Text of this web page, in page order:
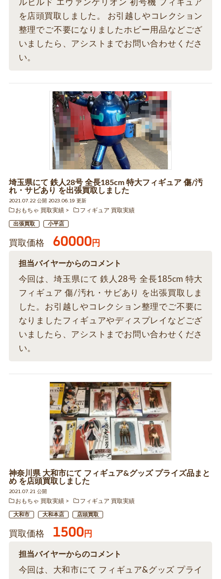
ルビルド エヴァンゲリオン 初号機 フィギュア
を店頭買取しました。 お引越しやコレクション
整理でご不要になりましたホビー用品などござ
いましたら、アシストまでお問い合わせくださ
い。
埼玉県にて 鉄人28号 全長185cm 特大フィギュア 傷/汚
れ・サビあり を出張買取しました
2021.07.22 公開 2023.06.19 更新
おもちゃ 買取実績
フィギュア 買取実績
出張買取 小平店
買取価格 60000円
担当バイヤーからのコメント
今回は、埼玉県にて 鉄人28号 全長185cm 特大
フィギュア 傷/汚れ・サビあり を出張買取しま
した。お引越しやコレクション整理でご不要に
なりましたフィギュアやディスプレイなどござ
いましたら、アシストまでお問い合わせくださ
い。
神奈川県 大和市にて フィギュア&グッズ プライズ品まと
め を店頭買取しました
2021.07.21 公開
おもちゃ 買取実績
フィギュア 買取実績
大和市 大和本店 店頭買取
買取価格 1500円
担当バイヤーからのコメント
今回は、大和市にて フィギュア&グッズ プライ